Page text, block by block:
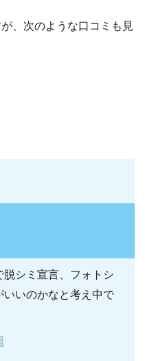
、次のような口コミも見
シミ宣言、フォトシ
いいのかなと考え中で